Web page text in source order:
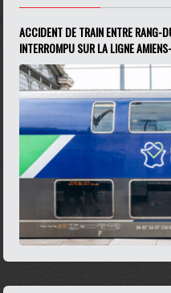
ACCIDENT DE TRAIN ENTRE RANG-
INTERROMPU SUR LA LIGNE